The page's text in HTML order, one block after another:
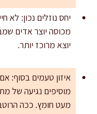
יחס נוזלים נכון: לא
מכוסה יוצר אדים
יוצא מרוכז יותר.
איזון טעמים בסוף:
מוסיפים נגיעה של
מעט חומץ. ככה